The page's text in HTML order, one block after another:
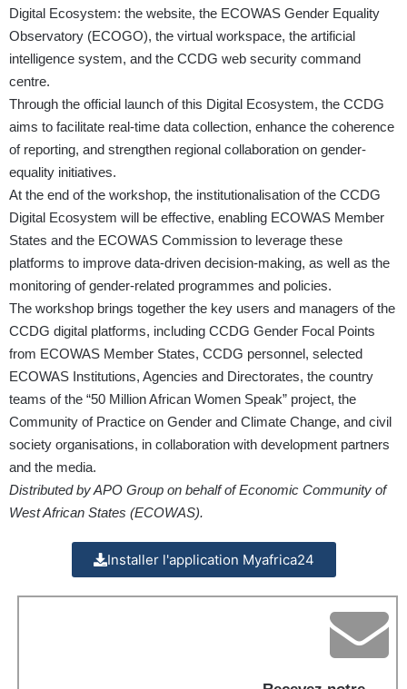
Digital Ecosystem: the website, the ECOWAS Gender Equality
Observatory (ECOGO), the virtual workspace, the artificial
intelligence system, and the CCDG web security command
centre.
Through the official launch of this Digital Ecosystem, the CCDG
aims to facilitate real-time data collection, enhance the coherence
of reporting, and strengthen regional collaboration on gender-
equality initiatives.
At the end of the workshop, the institutionalisation of the CCDG
Digital Ecosystem will be effective, enabling ECOWAS Member
States and the ECOWAS Commission to leverage these
platforms to improve data-driven decision-making, as well as the
monitoring of gender-related programmes and policies.
The workshop brings together the key users and managers of the
CCDG digital platforms, including CCDG Gender Focal Points
from ECOWAS Member States, CCDG personnel, selected
ECOWAS Institutions, Agencies and Directorates, the country
teams of the “50 Million African Women Speak” project, the
Community of Practice on Gender and Climate Change, and civil
society organisations, in collaboration with development partners
and the media.
Distributed by APO Group on behalf of Economic Community of
West African States (ECOWAS).
Installer l'application Myafrica24